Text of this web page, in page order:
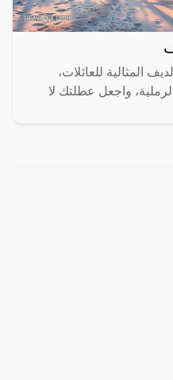
المثالية للعائلات،
واجعل عطلتك لا